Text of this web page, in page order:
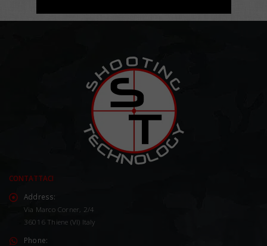
CONTATTACI
Address:
Via Marco Corner, 2/4
36016 Thiene (VI) Italy
Phone: